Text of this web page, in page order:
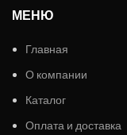
МЕНЮ
Главная
О компании
Каталог
Оплата и доставка